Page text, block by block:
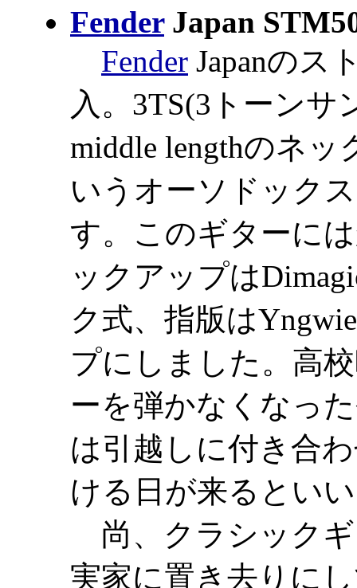
FenderJapan
Fender Japanのス
入。3TS(3トーン
middle lengthのネ
いうオーソドック
す。このギターに
ックアップは
ク式、指版は
プにしました。高
ーを弾かなくなっ
は引越しに付き合
ける日が来るとい
尚、クラシック
実家に置き去りに